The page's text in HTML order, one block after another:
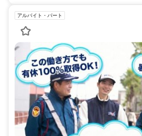
アルバイト・パート